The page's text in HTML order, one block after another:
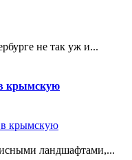
не так уж и...
в крымскую
ландшафтами,...